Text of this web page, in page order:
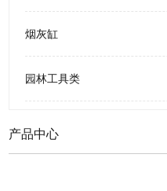
烟灰缸
园林工具类
产品中心